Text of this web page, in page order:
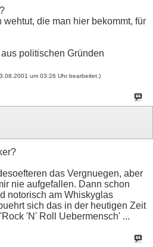
die man hier bekommt, für
politischen Gründen
um 03:26 Uhr bearbeitet.)
das Vergnuegen, aber
nie aufgefallen. Dann schon
notorisch am Whiskyglas
sich das in der heutigen Zeit
'N' Roll Uebermensch' ...